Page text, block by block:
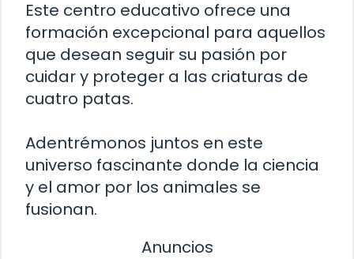
Este centro educativo ofrece una
formación excepcional para aquellos
que desean seguir su pasión por
cuidar y proteger a las criaturas de
cuatro patas.
Adentrémonos juntos en este
universo fascinante donde la ciencia
y el amor por los animales se
fusionan.
Anuncios